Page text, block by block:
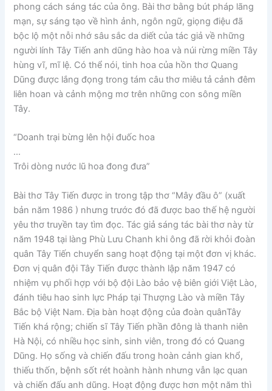
phong cách sáng tác của ông. Bài thơ bằng bút pháp lãng
mạn, sự sáng tạo về hình ảnh, ngôn ngữ, giọng điệu đã
bộc lộ một nỗi nhớ sâu sắc da diết của tác giả về những
người lính Tây Tiến anh dũng hào hoa và núi rừng miền Tây
hùng vĩ, mĩ lệ. Có thể nói, tinh hoa của hồn thơ Quang
Dũng được lắng đọng trong tám câu thơ miêu tả cảnh đêm
liên hoan và cảnh mộng mơ trên những con sông miền
Tây.
“Doanh trại bừng lên hội đuốc hoa
…
Trôi dòng nước lũ hoa đong đưa”
Bài thơ Tây Tiến được in trong tập thơ “Mây đầu ô” (xuất
bản năm 1986 ) nhưng trước đó đã được bao thế hệ người
yêu thơ truyền tay tìm đọc. Tác giả sáng tác bài thơ này từ
năm 1948 tại làng Phù Lưu Chanh khi ông đã rời khỏi đoàn
quân Tây Tiến chuyển sang hoạt động tại một đơn vị khác.
Đơn vị quân đội Tây Tiến được thành lập năm 1947 có
nhiệm vụ phối hợp với bộ đội Lào bảo vệ biên giới Việt Lào,
đánh tiêu hao sinh lực Pháp tại Thượng Lào và miền Tây
Bắc bộ Việt Nam. Địa bàn hoạt động của đoàn quânTây
Tiến khá rộng; chiến sĩ Tây Tiến phần đông là thanh niên
Hà Nội, có nhiều học sinh, sinh viên, trong đó có Quang
Dũng. Họ sống và chiến đấu trong hoàn cảnh gian khổ,
thiếu thốn, bệnh sốt rét hoành hành nhưng vẫn lạc quan
và chiến đấu anh dũng. Hoạt động được hơn một năm thì